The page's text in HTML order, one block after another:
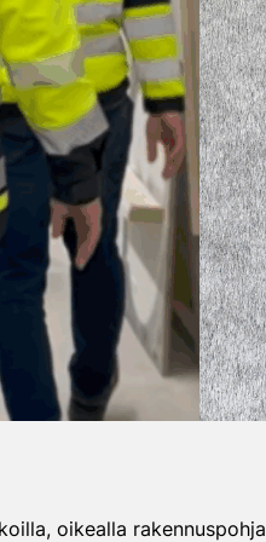
oikealla